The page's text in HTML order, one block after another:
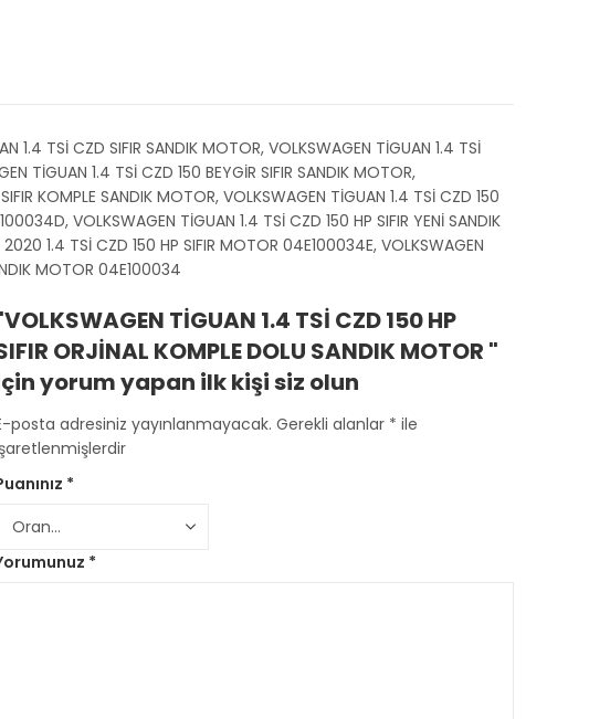
1.4 TSİ CZD SIFIR SANDIK MOTOR, VOLKSWAGEN TİGUAN 1.4 TSİ
TİGUAN 1.4 TSİ CZD 150 BEYGİR SIFIR SANDIK MOTOR,
KOMPLE SANDIK MOTOR, VOLKSWAGEN TİGUAN 1.4 TSİ CZD 150
VOLKSWAGEN TİGUAN 1.4 TSİ CZD 150 HP SIFIR YENİ SANDIK
1.4 TSİ CZD 150 HP SIFIR MOTOR 04E100034E, VOLKSWAGEN
MOTOR 04E100034
TİGUAN 1.4 TSİ CZD 150 HP
ORJİNAL KOMPLE DOLU SANDIK MOTOR "
yorum yapan ilk kişi siz olun
posta adresiniz yayınlanmayacak. Gerekli alanlar * ile
*
*